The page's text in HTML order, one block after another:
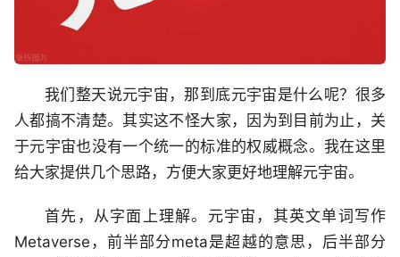
我们整天说元宇宙，那到底元宇宙是什么呢？很多
人都搞不清楚。其实这不怪大家，因为到目前为止，关
于元宇宙也没有一个统一的标准的权威概念。我在这里
给大家提供几个思路，方便大家更好地理解元宇宙。
首先，从字面上理解。元宇宙，其英文单词写作
Metaverse，前半部分meta是超越的意思，后半部分